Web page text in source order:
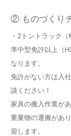
② ものづくり
・2トントラック
準中型免許以上（
なります。
免許がない方は入
談ください！
家具の搬入作業が
重量物の運搬があ
迎します。